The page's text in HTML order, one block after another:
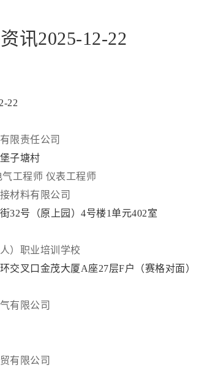
讯2025-12-22
22
限责任公司
子塘村
气工程师 仪表工程师
材料有限公司
32号（原上园）4号楼1单元402室
）职业培训学校
交叉口金茂大厦A座27层F户（赛格对面）
有限公司
有限公司